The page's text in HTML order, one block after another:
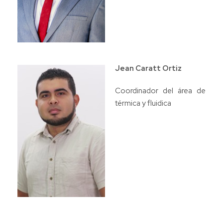
Jean Caratt Ortiz
Coordinador del área de
térmica y fluidica